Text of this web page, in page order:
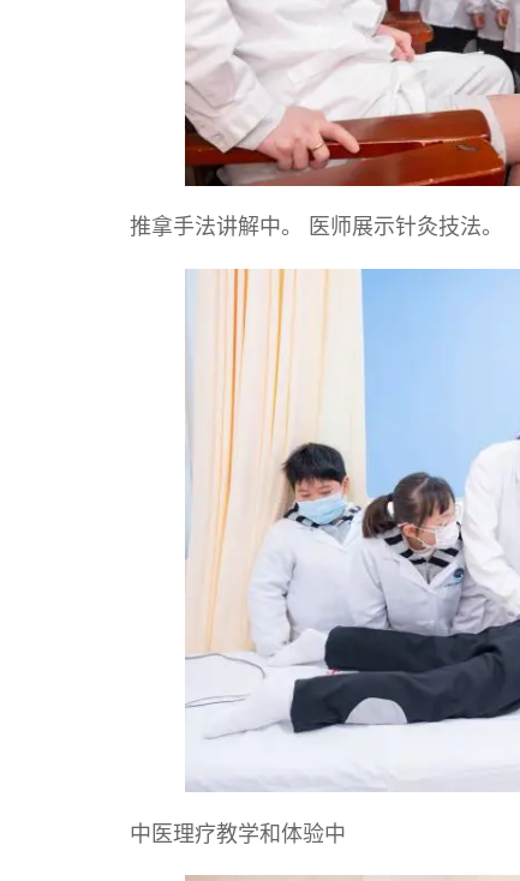
推拿手法讲解中。 医师展示针灸技法。
中医理疗教学和体验中